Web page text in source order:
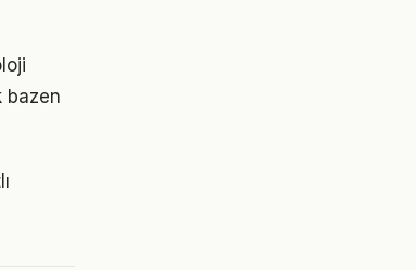
bazen